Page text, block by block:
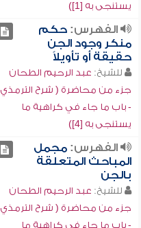
يستنجى به [1])
الفهرس:حكم
منكر وجود الجن
حقيقة أو تأويلاً
للشيخ: عبد الرحيم الطحان
جزء من محاضرة ( شرح الترمذي
- باب ما جاء في كراهية ما
يستنجى به [4])
الفهرس:مجمل
المباحث المتعلقة
بالجن
للشيخ: عبد الرحيم الطحان
جزء من محاضرة ( شرح الترمذي
- باب ما جاء في كراهية ما